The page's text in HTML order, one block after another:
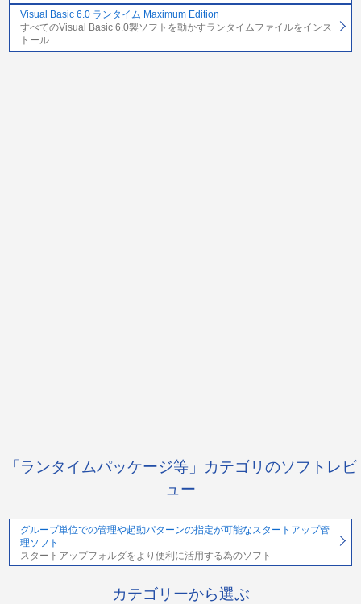
Visual Basic 6.0 ランタイム Maximum Edition
すべてのVisual Basic 6.0製ソフトを動かすランタイムファイルをインス
トール
「ランタイムパッケージ等」カテゴリのソフトレビ
ュー
グループ単位での管理や起動パターンの指定が可能なスタートアップ管
理ソフト
スタートアップフォルダをより便利に活用する為のソフト
カテゴリーから選ぶ